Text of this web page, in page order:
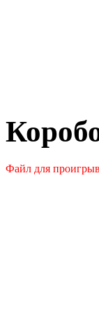
Файл для